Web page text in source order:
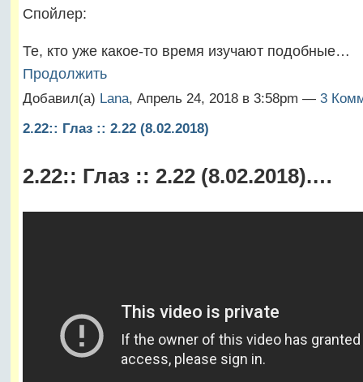
Спойлер:
Те, кто уже какое-то время изучают подобные…
Продолжить
Добавил(а) Lana, Апрель 24, 2018 в 3:58pm — 3
2.22:: Глаз :: 2.22 (8.02.2018)
2.22:: Глаз :: 2.22 (8.02.2018).…